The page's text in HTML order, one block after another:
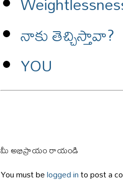
నాకు తెచ్చిస్తావా?
YOU
మీ అభిప్రాయం రాయండి
You must belogged into post a